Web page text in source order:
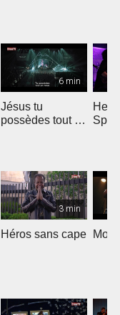
6 min
Jésus tu
possèdes tout en
He
3 min
Héros sans cape Moi